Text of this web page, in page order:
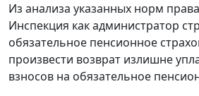
Из анализа указанных норм
Инспекция как администратор
обязательное пенсионное
произвести возврат излишне
взносов на обязательное